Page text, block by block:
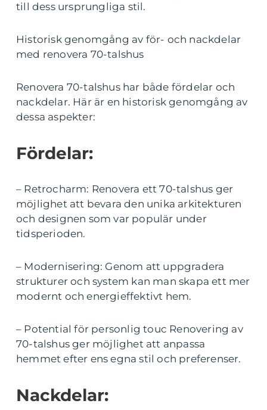
till dess ursprungliga stil.
Historisk genomgång av för- och nackdelar
med renovera 70-talshus
Renovera 70-talshus har både fördelar och
nackdelar. Här är en historisk genomgång av
dessa aspekter:
Fördelar:
– Retrocharm: Renovera ett 70-talshus ger
möjlighet att bevara den unika arkitekturen
och designen som var populär under
tidsperioden.
– Modernisering: Genom att uppgradera
strukturer och system kan man skapa ett mer
modernt och energieffektivt hem.
– Potential för personlig touc Renovering av
70-talshus ger möjlighet att anpassa
hemmet efter ens egna stil och preferenser.
Nackdelar: